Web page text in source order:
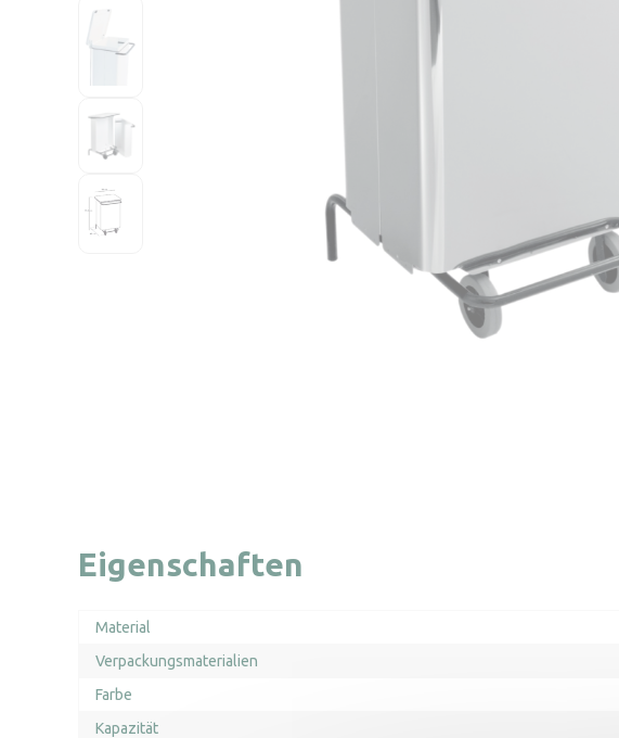
Eigenschaften
Material
Verpackungsmaterialien
Farbe
Kapazität